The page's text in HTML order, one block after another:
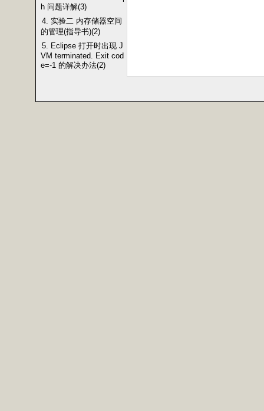
h 问题详解(3)
4. 实验二 内存储器空间
的管理(指导书)(2)
5. Eclipse 打开时出现 J
VM terminated. Exit cod
e=-1 的解决办法(2)